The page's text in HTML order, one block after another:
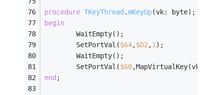
procedure TKeyThread .mKeyUp(vk: byte) ;
begin
        WaitEmpty();
        SetPortVal(
$64,$D2,1);
        WaitEmpty();
        SetPortVal(
$60,MapVirtualKey(vk,
end ;